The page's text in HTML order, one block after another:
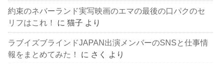
約束のネバーランド実写映画のエマの最後の口パクのセ
リフはこれ！
に猫子 より
ラブイズブラインドJAPAN出演メンバーのSNSと仕事情
報をまとめてみた！
に さく より